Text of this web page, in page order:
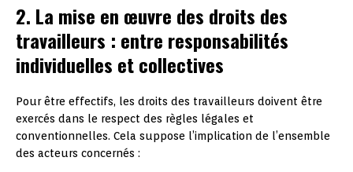
2. La mise en œuvre des droits des
travailleurs : entre responsabilités
individuelles et collectives
Pour être effectifs, les droits des travailleurs doivent être
exercés dans le respect des règles légales et
conventionnelles. Cela suppose l’implication de l’ensemble
des acteurs concernés :